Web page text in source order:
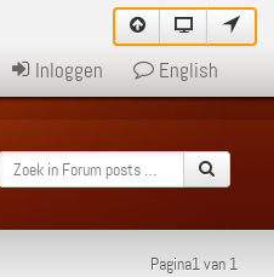
Inloggen English
Pagina1 van 1